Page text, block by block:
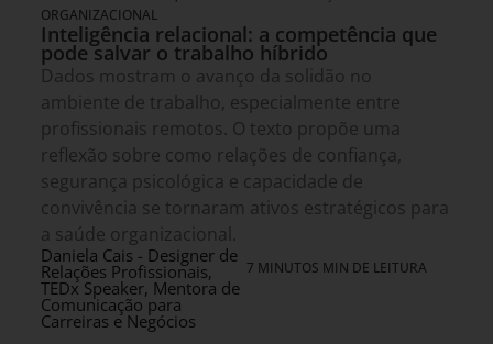
ORGANIZACIONAL
Inteligência relacional: a competência que
pode salvar o trabalho híbrido
Dados mostram o avanço da solidão no
ambiente de trabalho, especialmente entre
profissionais remotos. O texto propõe uma
reflexão sobre como relações de confiança,
segurança psicológica e capacidade de
convivência se tornaram ativos estratégicos para
a saúde organizacional.
Daniela Cais - Designer de
Relações Profissionais,
TEDx Speaker, Mentora de
Comunicação para
Carreiras e Negócios
7 MINUTOS MIN DE LEITURA